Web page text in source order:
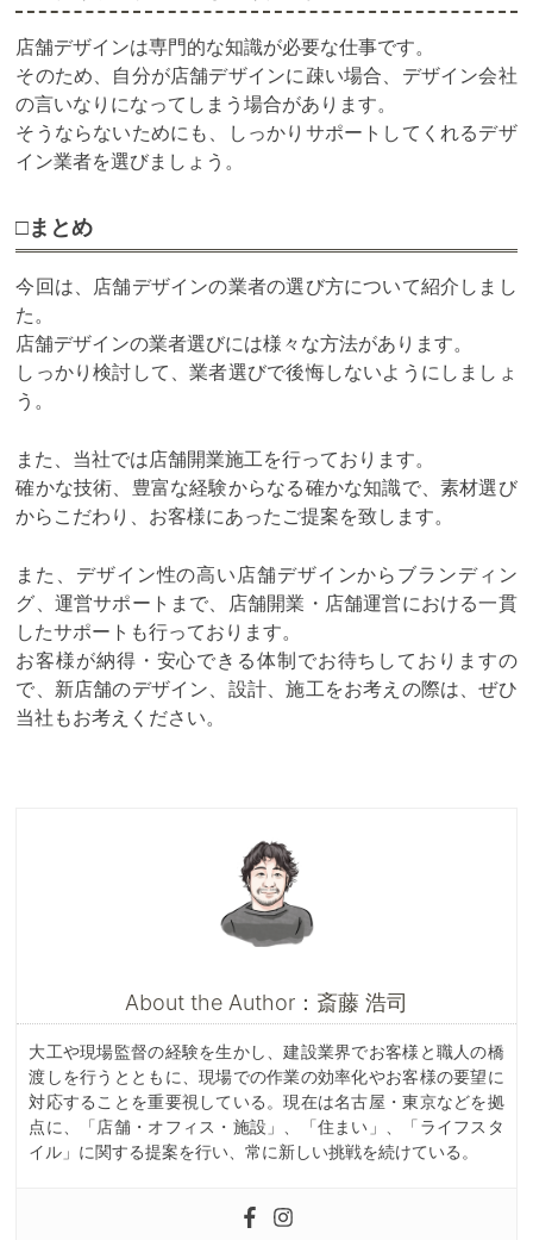
店舗デザインは専門的な知識が必要な仕事です。
そのため、自分が店舗デザインに疎い場合、デザイン会社
の言いなりになってしまう場合があります。
そうならないためにも、しっかりサポートしてくれるデザ
イン業者を選びましょう。
□まとめ
今回は、店舗デザインの業者の選び方について紹介しまし
た。
店舗デザインの業者選びには様々な方法があります。
しっかり検討して、業者選びで後悔しないようにしましょ
う。
また、当社では店舗開業施工を行っております。
確かな技術、豊富な経験からなる確かな知識で、素材選び
からこだわり、お客様にあったご提案を致します。
また、デザイン性の高い店舗デザインからブランディン
グ、運営サポートまで、店舗開業・店舗運営における一貫
したサポートも行っております。
お客様が納得・安心できる体制でお待ちしておりますの
で、新店舗のデザイン、設計、施工をお考えの際は、ぜひ
当社もお考えください。
About the Author：斎藤 浩司
大工や現場監督の経験を生かし、建設業界でお客様と職人の橋
渡しを行うとともに、現場での作業の効率化やお客様の要望に
対応することを重要視している。現在は名古屋・東京などを拠
点に、「店舗・オフィス・施設」、「住まい」、「ライフスタ
イル」に関する提案を行い、常に新しい挑戦を続けている。